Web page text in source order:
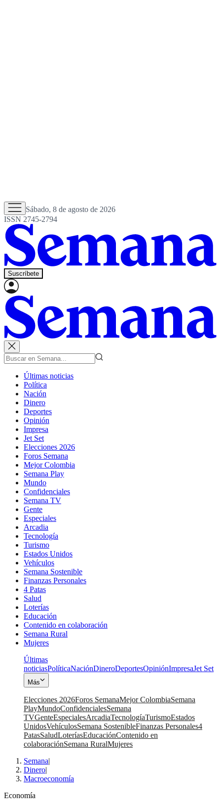
Sábado, 8 de agosto de 2026
ISSN 2745-2794
Suscríbete
Últimas noticias
Política
Nación
Dinero
Deportes
Opinión
Impresa
Jet Set
Elecciones 2026
Foros Semana
Mejor Colombia
Semana Play
Mundo
Confidenciales
Semana TV
Gente
Especiales
Arcadia
Tecnología
Turismo
Estados Unidos
Vehículos
Semana Sostenible
Finanzas Personales
4 Patas
Salud
Loterías
Educación
Contenido en colaboración
Semana Rural
Mujeres
Últimas
noticiasPolíticaNaciónDineroDeportesOpiniónImpresaJet Set
Más
Elecciones 2026Foros SemanaMejor ColombiaSemana
PlayMundoConfidencialesSemana
TVGenteEspecialesArcadiaTecnologíaTurismoEstados
UnidosVehículosSemana SostenibleFinanzas Personales4
PatasSaludLoteríasEducaciónContenido en
colaboraciónSemana RuralMujeres
Semana|
Dinero|
Macroeconomía
Economía